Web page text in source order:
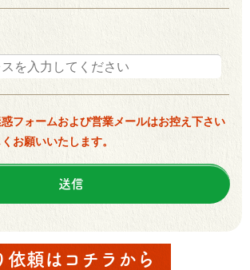
フォームおよび営業メールはお控え下さい
お願いいたします。
依頼はコチラから